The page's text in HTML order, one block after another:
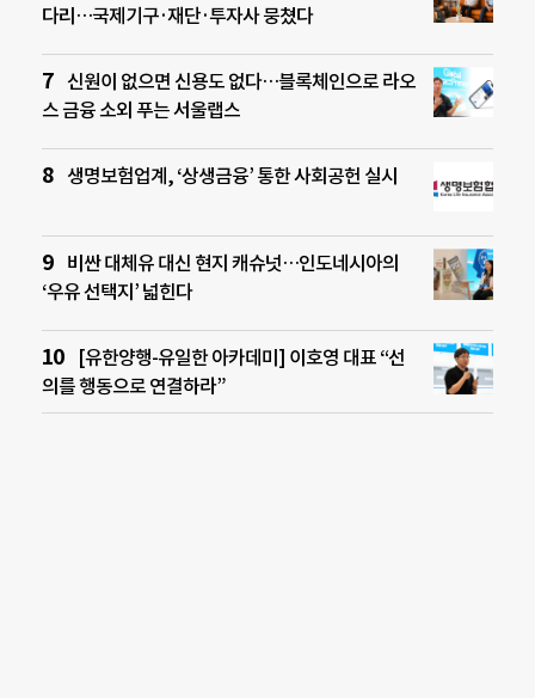
다리…국제기구·재단·투자사 뭉쳤다
신원이 없으면 신용도 없다…블록체인으로 라오
스 금융 소외 푸는 서울랩스
생명보험업계, ‘상생금융’ 통한 사회공헌 실시
비싼 대체유 대신 현지 캐슈넛…인도네시아의
‘우유 선택지’ 넓힌다
[유한양행-유일한 아카데미] 이호영 대표 “선
의를 행동으로 연결하라”